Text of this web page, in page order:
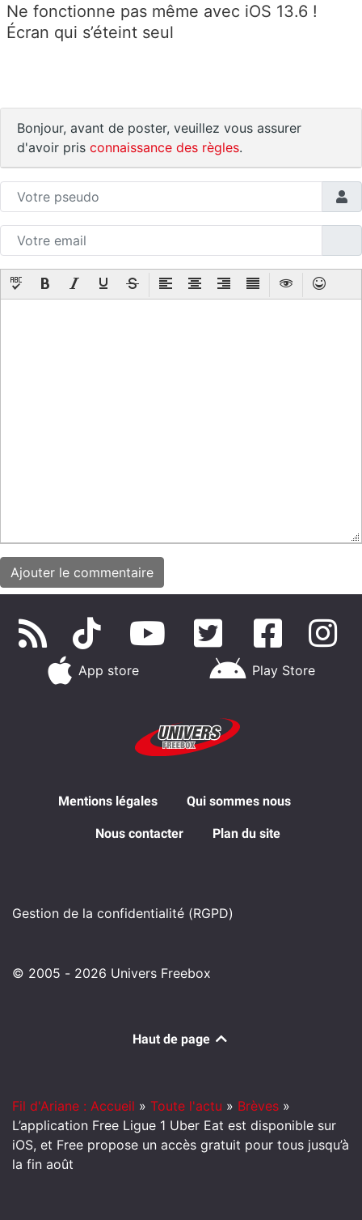
Ne fonctionne pas même avec iOS 13.6 !
Écran qui s’éteint seul
Bonjour, avant de poster, veuillez vous assurer
d'avoir pris connaissance des règles.
App store Play Store
Mentions légales Qui sommes nous
Nous contacter Plan du site
Gestion de la confidentialité (RGPD)
© 2005 - 2026 Univers Freebox
Haut de page
Fil d'Ariane : Accueil » Toute l'actu » Brèves »
L’application Free Ligue 1 Uber Eat est disponible sur
iOS, et Free propose un accès gratuit pour tous jusqu’à
la fin août